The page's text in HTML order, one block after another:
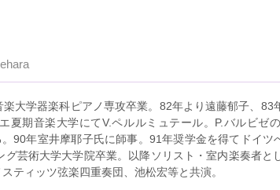
大学器楽科ピアノ専攻卒業。82年より遠藤郁子、83
夏期音楽大学にてV.ペルルミュテール。P.バルビゼ
。90年室井摩耶子氏に師事。91年奨学金を得てドイツ
芸術大学大学院卒業。以降ソリスト・室内楽奏者と
ティッツ弦楽四重奏団、池松宏等と共演。